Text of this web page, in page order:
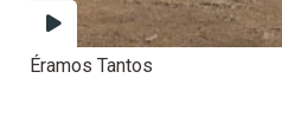
Éramos Tantos